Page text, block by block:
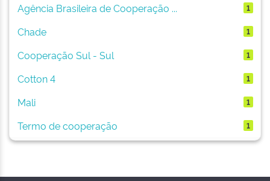
Agência Brasileira de Cooperação ...
1
Chade 1
Cooperação Sul - Sul 1
Cotton 4 1
Mali 1
Termo de cooperação 1